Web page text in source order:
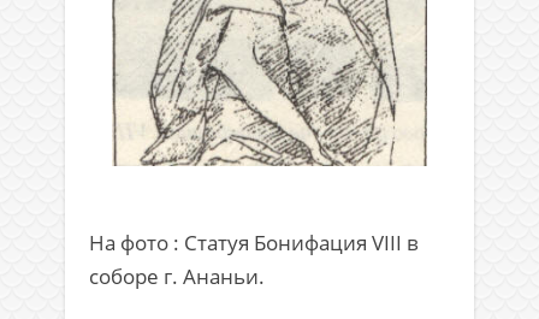
На фото : Статуя Бонифация VIII в
соборе г. Ананьи.